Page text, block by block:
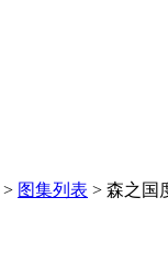
> 图集列表 > 森之国